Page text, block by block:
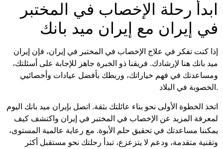
ابدأ رحلة الإخصاب في المختبر
في إيران مع إيران ميد بانك
إذا كنت تفكر في علاج الإخصاب في المختبر في إيران، فإن إيران
ميد بانك هنا لإرشادك. فريقنا ذو الخبرة جاهز للإجابة على أسئلتك،
ومساعدتك في فهم خياراتك، وربطك بأفضل عيادات وأخصائيي
الخصوبة في البلاد.
اتخذ الخطوة الأولى نحو بناء عائلتك بثقة. اتصل بإيران ميد بانك اليوم
لمعرفة المزيد عن الإخصاب في المختبر في إيران واكتشف كيف
يمكننا مساعدتك في تحقيق حلم الأبوة. مع رعاية عالمية المستوى،
وتقنية متقدمة، ودعم لا يتزعزع، تبدأ رحلتك نحو مستقبل أكثر